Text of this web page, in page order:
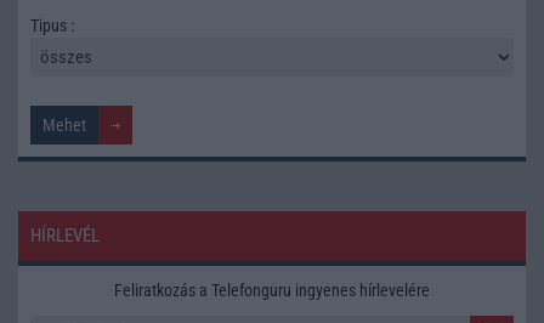
Tipus :
HÍRLEVÉL
Feliratkozás a Telefonguru ingyenes hírlevelére